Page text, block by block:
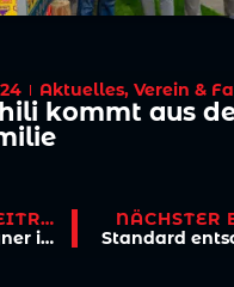
Aktuelles,Verein &
kommt aus
VORHERIGER BEITRAG
Zwei Spitzen-Gegner in der Englischen Woche
NÄCHSTER